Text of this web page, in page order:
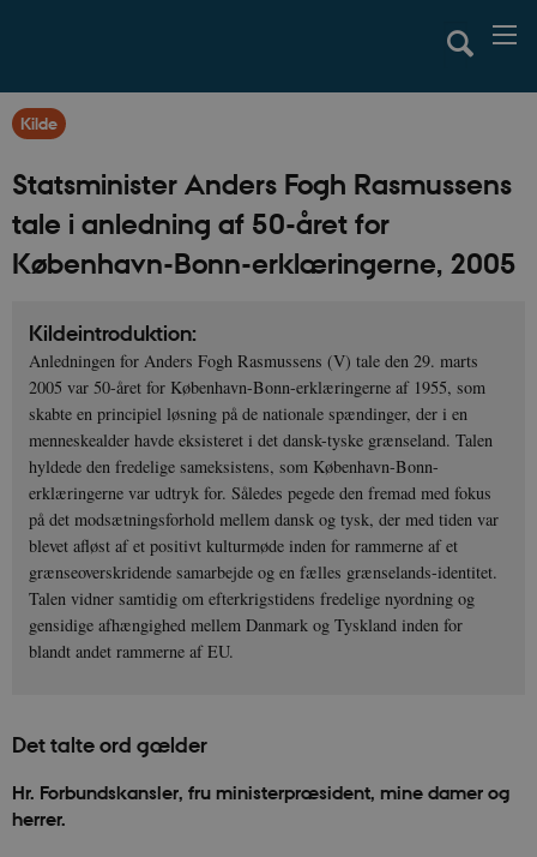
Kilde
Statsminister Anders Fogh Rasmussens
tale i anledning af 50-året for
København-Bonn-erklæringerne, 2005
Kildeintroduktion:
Anledningen for Anders Fogh Rasmussens (V) tale den 29. marts
2005 var 50-året for København-Bonn-erklæringerne af 1955, som
skabte en principiel løsning på de nationale spændinger, der i en
menneskealder havde eksisteret i det dansk-tyske grænseland. Talen
hyldede den fredelige sameksistens, som København-Bonn-
erklæringerne var udtryk for. Således pegede den fremad med fokus
på det modsætningsforhold mellem dansk og tysk, der med tiden var
blevet afløst af et positivt kulturmøde inden for rammerne af et
grænseoverskridende samarbejde og en fælles grænselands-identitet.
Talen vidner samtidig om efterkrigstidens fredelige nyordning og
gensidige afhængighed mellem Danmark og Tyskland inden for
blandt andet rammerne af EU.
Det talte ord gælder
Hr. Forbundskansler, fru ministerpræsident, mine damer og
herrer.